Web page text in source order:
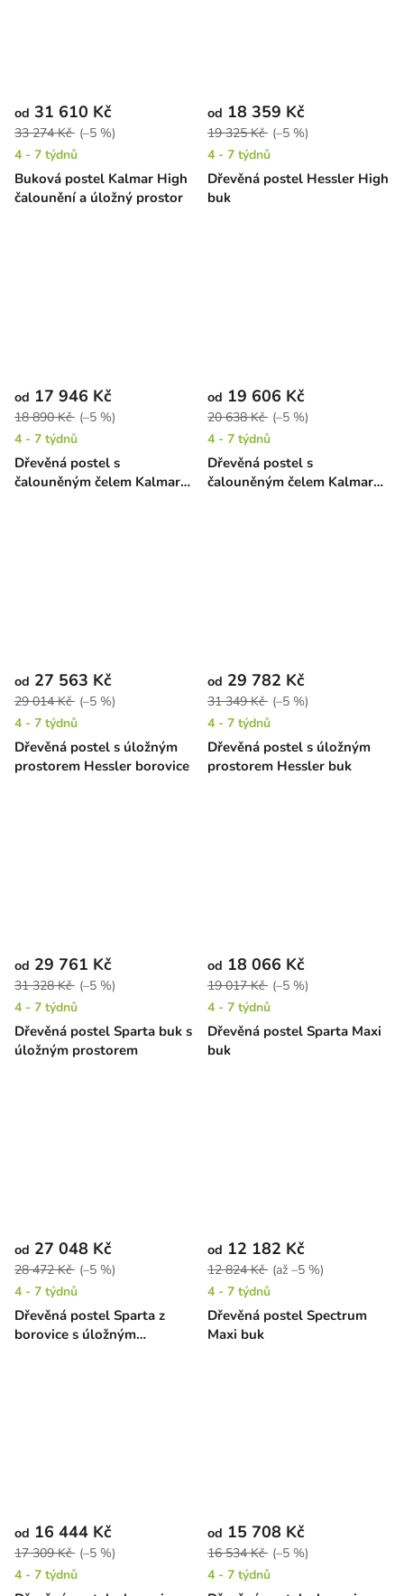
Buková postel Kalmar High
čalounění a úložný prostor
od 31 610 Kč
33 274 Kč (–5 %)
4 - 7 týdnů
Dřevěná postel Hessler High
buk
od 18 359 Kč
19 325 Kč (–5 %)
4 - 7 týdnů
Dřevěná postel s
čalouněným čelem Kalmar
od 17 946 Kč
18 890 Kč (–5 %)
4 - 7 týdnů
Dřevěná postel s
čalouněným čelem Kalmar
od 19 606 Kč
20 638 Kč (–5 %)
4 - 7 týdnů
Dřevěná postel s úložným
prostorem Hessler borovice
od 27 563 Kč
29 014 Kč (–5 %)
4 - 7 týdnů
Dřevěná postel s úložným
prostorem Hessler buk
od 29 782 Kč
31 349 Kč (–5 %)
4 - 7 týdnů
Dřevěná postel Sparta buk s
úložným prostorem
od 29 761 Kč
31 328 Kč (–5 %)
4 - 7 týdnů
Dřevěná postel Sparta Maxi
buk
od 18 066 Kč
19 017 Kč (–5 %)
4 - 7 týdnů
Dřevěná postel Sparta z
borovice s úložným
od 27 048 Kč
28 472 Kč (–5 %)
4 - 7 týdnů
Dřevěná postel Spectrum
Maxi buk
od 12 182 Kč
12 824 Kč (až –5 %)
4 - 7 týdnů
od 16 444 Kč
17 309 Kč (–5 %)
4 - 7 týdnů
od 15 708 Kč
16 534 Kč (–5 %)
4 - 7 týdnů